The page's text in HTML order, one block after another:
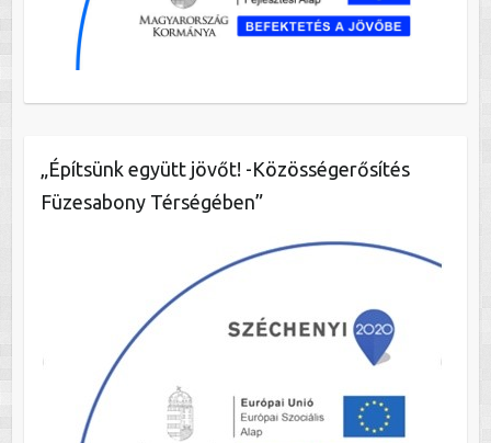
„Építsünk együtt jövőt! -Közösségerősítés
Füzesabony Térségében”